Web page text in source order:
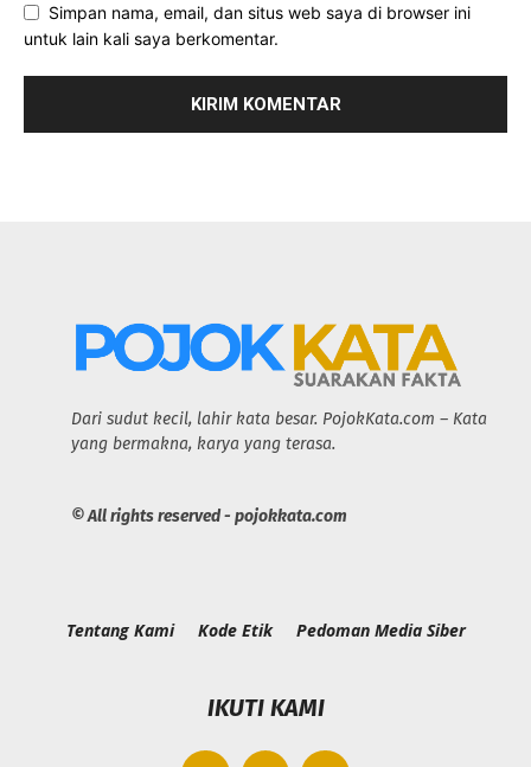
Simpan nama, email, dan situs web saya di browser ini
untuk lain kali saya berkomentar.
Dari sudut kecil, lahir kata besar. PojokKata.com – Kata
yang bermakna, karya yang terasa.
© All rights reserved - pojokkata.com
Tentang Kami Kode Etik Pedoman Media Siber
IKUTI KAMI